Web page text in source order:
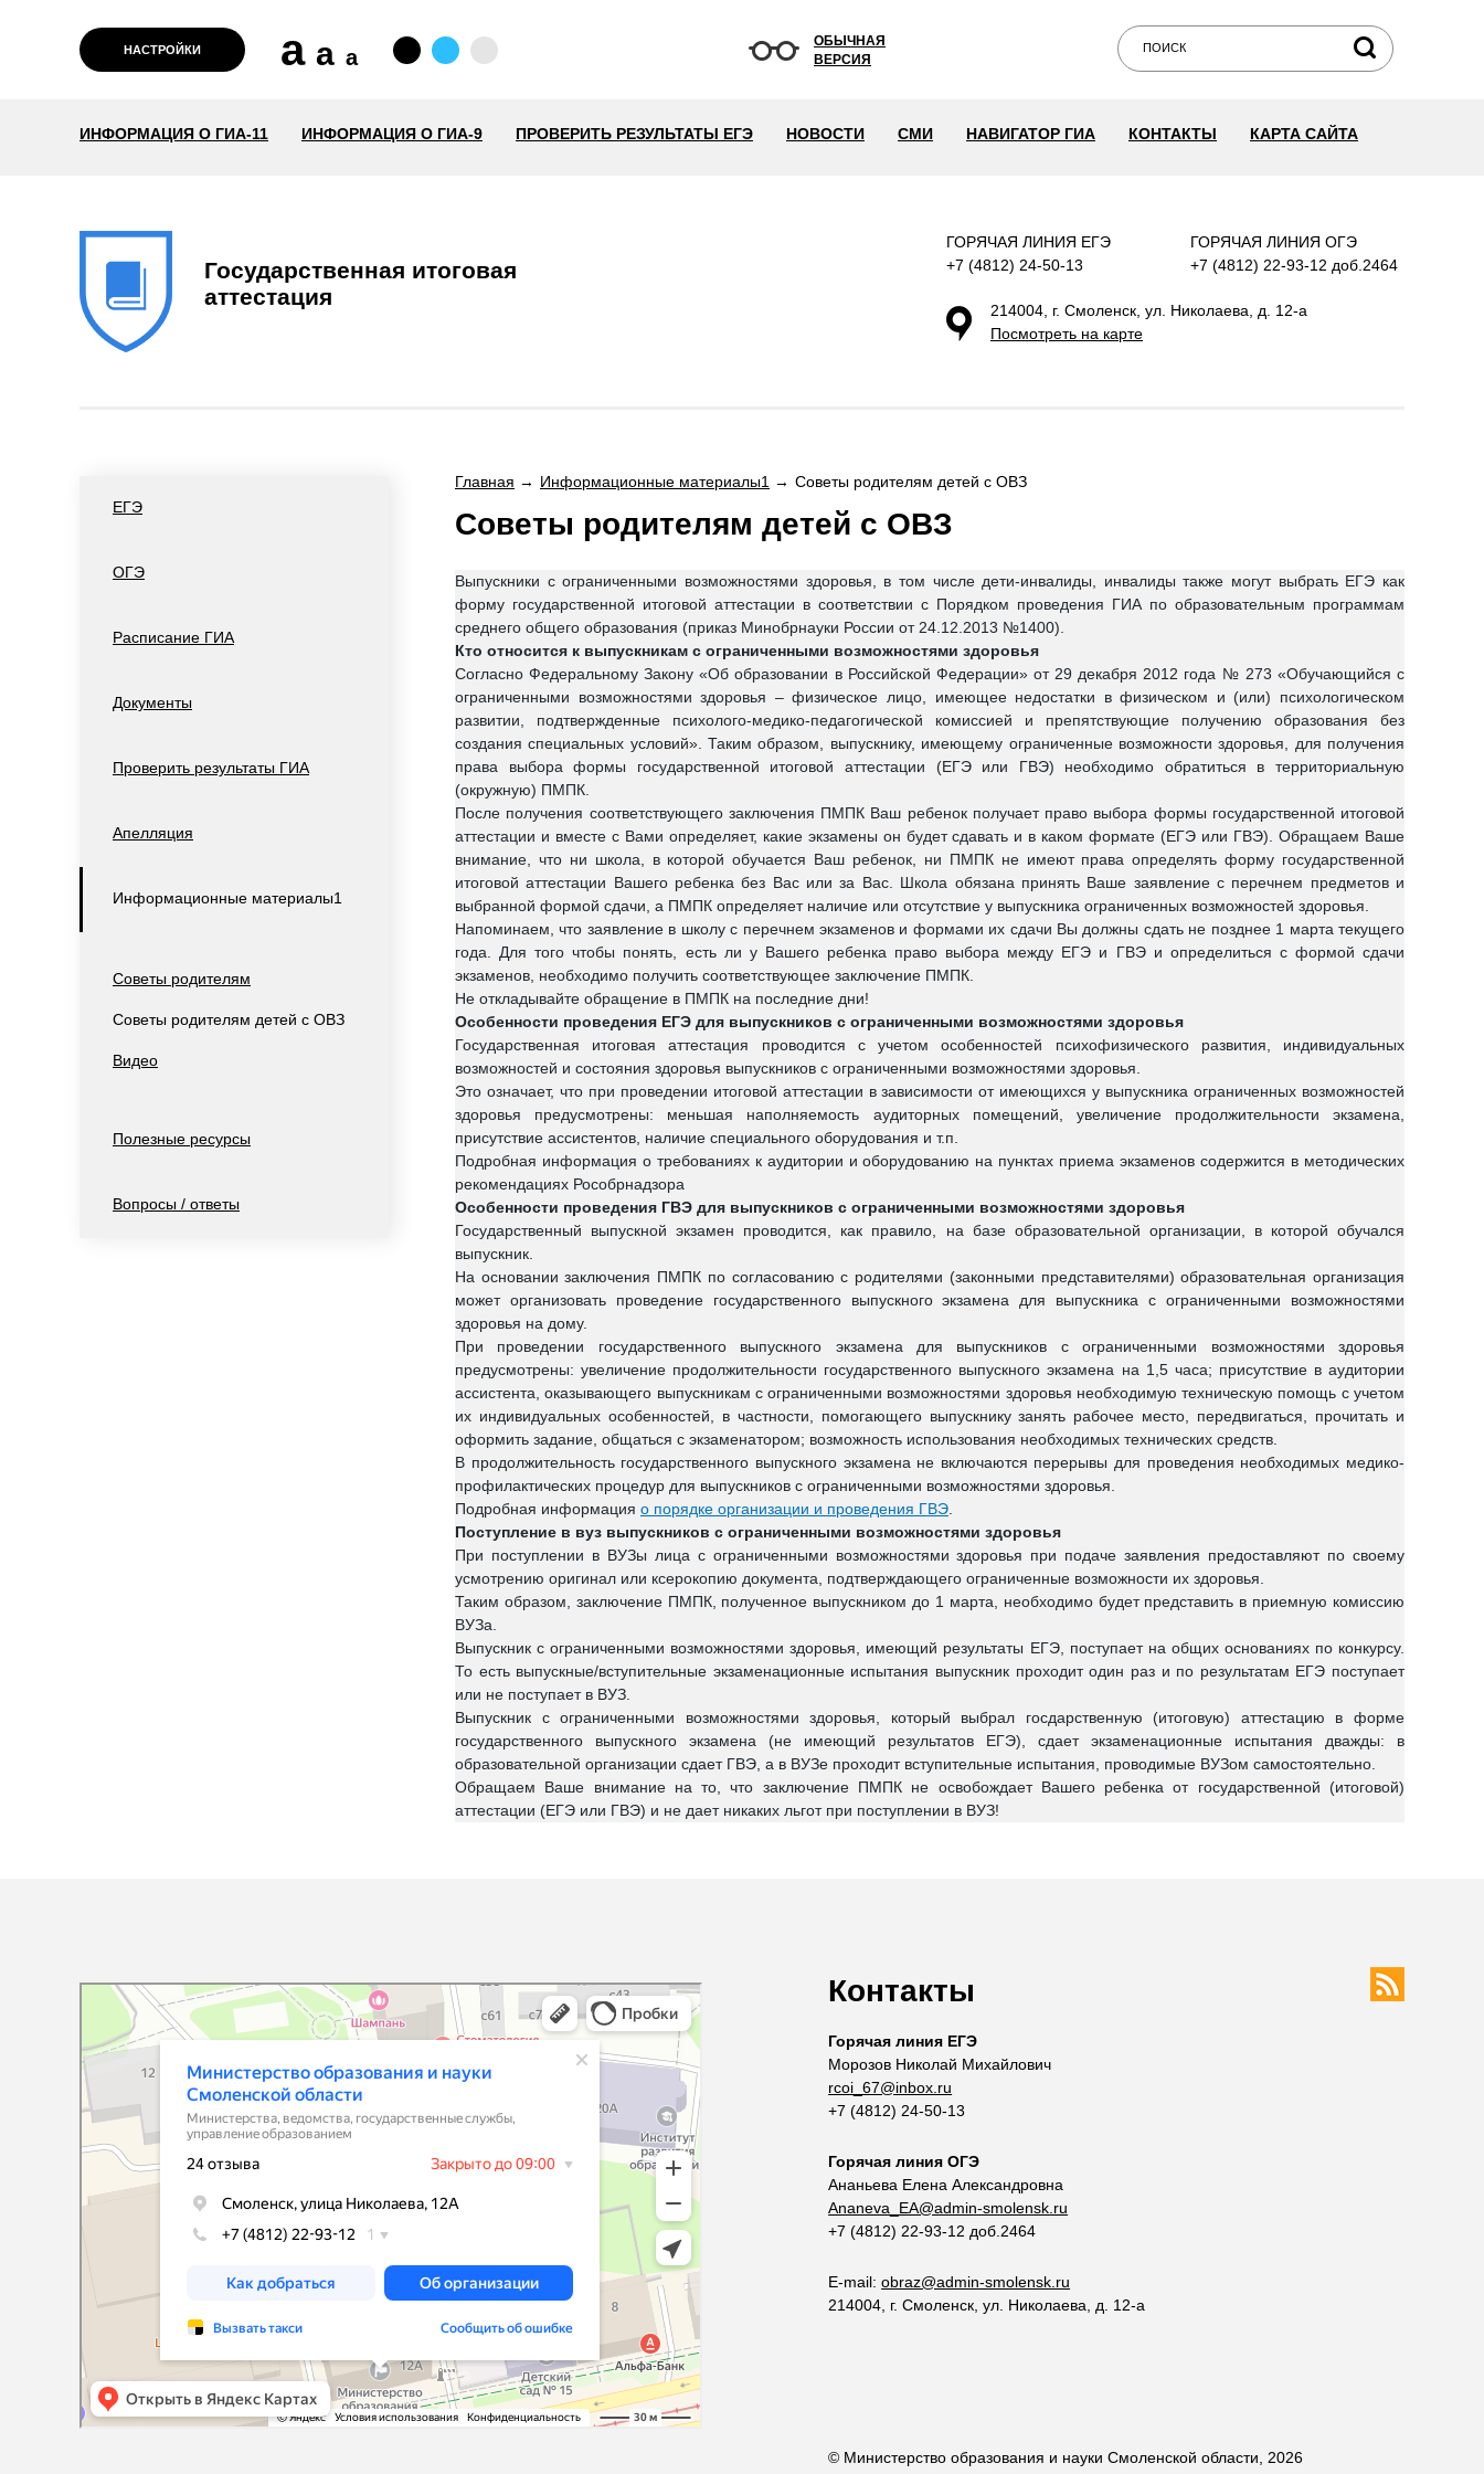
ОБЫЧНАЯ
ВЕРСИЯ
НАСТРОЙКИ a a a
ИНФОРМАЦИЯ О ГИА-11 ИНФОРМАЦИЯ О ГИА-9 ПРОВЕРИТЬ РЕЗУЛЬТАТЫ ЕГЭ НОВОСТИ СМИ НАВИГАТОР ГИА КОНТАКТЫ КАРТА САЙТА
Государственная итоговая
аттестация
ГОРЯЧАЯ ЛИНИЯ ЕГЭ
+7 (4812) 24-50-13
ГОРЯЧАЯ ЛИНИЯ ОГЭ
+7 (4812) 22-93-12 доб.2464
214004, г. Смоленск, ул. Николаева, д. 12-а
Посмотреть на карте
Главная Информационные материалы1 Советы родителям детей с ОВЗ
Советы родителям детей с ОВЗ
Выпускники с ограниченными возможностями здоровья, в том числе дети-инвалиды, инвалиды также могут выбрать ЕГЭ как
форму государственной итоговой аттестации в соответствии с Порядком проведения ГИА по образовательным программам
среднего общего образования (приказ Минобрнауки России от 24.12.2013 №1400).
Кто относится к выпускникам с ограниченными возможностями здоровья
Согласно Федеральному Закону «Об образовании в Российской Федерации» от 29 декабря 2012 года № 273 «Обучающийся с
ограниченными возможностями здоровья – физическое лицо, имеющее недостатки в физическом и (или) психологическом
развитии, подтвержденные психолого-медико-педагогической комиссией и препятствующие получению образования без
создания специальных условий». Таким образом, выпускнику, имеющему ограниченные возможности здоровья, для получения
права выбора формы государственной итоговой аттестации (ЕГЭ или ГВЭ) необходимо обратиться в территориальную
(окружную) ПМПК.
После получения соответствующего заключения ПМПК Ваш ребенок получает право выбора формы государственной итоговой
аттестации и вместе с Вами определяет, какие экзамены он будет сдавать и в каком формате (ЕГЭ или ГВЭ). Обращаем Ваше
внимание, что ни школа, в которой обучается Ваш ребенок, ни ПМПК не имеют права определять форму государственной
итоговой аттестации Вашего ребенка без Вас или за Вас. Школа обязана принять Ваше заявление с перечнем предметов и
выбранной формой сдачи, а ПМПК определяет наличие или отсутствие у выпускника ограниченных возможностей здоровья.
Напоминаем, что заявление в школу с перечнем экзаменов и формами их сдачи Вы должны сдать не позднее 1 марта текущего
года. Для того чтобы понять, есть ли у Вашего ребенка право выбора между ЕГЭ и ГВЭ и определиться с формой сдачи
экзаменов, необходимо получить соответствующее заключение ПМПК.
Не откладывайте обращение в ПМПК на последние дни!
Особенности проведения ЕГЭ для выпускников с ограниченными возможностями здоровья
Государственная итоговая аттестация проводится с учетом особенностей психофизического развития, индивидуальных
возможностей и состояния здоровья выпускников с ограниченными возможностями здоровья.
Это означает, что при проведении итоговой аттестации в зависимости от имеющихся у выпускника ограниченных возможностей
здоровья предусмотрены: меньшая наполняемость аудиторных помещений, увеличение продолжительности экзамена,
присутствие ассистентов, наличие специального оборудования и т.п.
Подробная информация о требованиях к аудитории и оборудованию на пунктах приема экзаменов содержится в методических
рекомендациях Рособрнадзора
Особенности проведения ГВЭ для выпускников с ограниченными возможностями здоровья
Государственный выпускной экзамен проводится, как правило, на базе образовательной организации, в которой обучался
выпускник.
На основании заключения ПМПК по согласованию с родителями (законными представителями) образовательная организация
может организовать проведение государственного выпускного экзамена для выпускника с ограниченными возможностями
здоровья на дому.
При проведении государственного выпускного экзамена для выпускников с ограниченными возможностями здоровья
предусмотрены: увеличение продолжительности государственного выпускного экзамена на 1,5 часа; присутствие в аудитории
ассистента, оказывающего выпускникам с ограниченными возможностями здоровья необходимую техническую помощь с учетом
их индивидуальных особенностей, в частности, помогающего выпускнику занять рабочее место, передвигаться, прочитать и
оформить задание, общаться с экзаменатором; возможность использования необходимых технических средств.
В продолжительность государственного выпускного экзамена не включаются перерывы для проведения необходимых медико-
профилактических процедур для выпускников с ограниченными возможностями здоровья.
Подробная информация о порядке организации и проведения ГВЭ
Поступление в вуз выпускников с ограниченными возможностями здоровья
При поступлении в ВУЗы лица с ограниченными возможностями здоровья при подаче заявления предоставляют по своему
усмотрению оригинал или ксерокопию документа, подтверждающего ограниченные возможности их здоровья.
Таким образом, заключение ПМПК, полученное выпускником до 1 марта, необходимо будет представить в приемную комиссию
ВУЗа.
Выпускник с ограниченными возможностями здоровья, имеющий результаты ЕГЭ, поступает на общих основаниях по конкурсу.
То есть выпускные/вступительные экзаменационные испытания выпускник проходит один раз и по результатам ЕГЭ поступает
или не поступает в ВУЗ.
Выпускник с ограниченными возможностями здоровья, который выбрал госдарственную (итоговую) аттестацию в форме
государственного выпускного экзамена (не имеющий результатов ЕГЭ), сдает экзаменационные испытания дважды: в
образовательной организации сдает ГВЭ, а в ВУЗе проходит вступительные испытания, проводимые ВУЗом самостоятельно.
Обращаем Ваше внимание на то, что заключение ПМПК не освобождает Вашего ребенка от государственной (итоговой)
аттестации (ЕГЭ или ГВЭ) и не дает никаких льгот при поступлении в ВУЗ!
ЕГЭ
ОГЭ
Расписание ГИА
Документы
Проверить результаты ГИА
Апелляция
Информационные материалы1
Советы родителям
Советы родителям детей с ОВЗ
Видео
Полезные ресурсы
Вопросы / ответы
Контакты
Горячая линия ЕГЭ
Морозов Николай Михайлович
rcoi_67@inbox.ru
+7 (4812) 24-50-13
Горячая линия ОГЭ
Ананьева Елена Александровна
Ananeva_EA@admin-smolensk.ru
+7 (4812) 22-93-12 доб.2464
E-mail:obraz@admin-smolensk.ru
214004, г. Смоленск, ул. Николаева, д. 12-а
© Министерство образования и науки Смоленской области, 2026